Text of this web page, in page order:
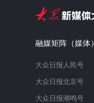
融媒矩阵（媒体）
大众日报人民号
大众日报北京号
大众日报潮鸣号